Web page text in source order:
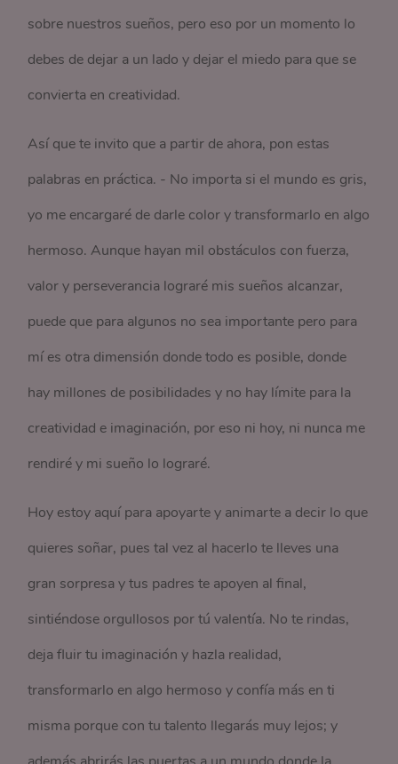
sobre nuestros sueños, pero eso por un momento lo
debes de dejar a un lado y dejar el miedo para que se
convierta en creatividad.
Así que te invito que a partir de ahora, pon estas
palabras en práctica. - No importa si el mundo es gris,
yo me encargaré de darle color y transformarlo en algo
hermoso. Aunque hayan mil obstáculos con fuerza,
valor y perseverancia lograré mis sueños alcanzar,
puede que para algunos no sea importante pero para
mí es otra dimensión donde todo es posible, donde
hay millones de posibilidades y no hay límite para la
creatividad e imaginación, por eso ni hoy, ni nunca me
rendiré y mi sueño lo lograré.
Hoy estoy aquí para apoyarte y animarte a decir lo que
quieres soñar, pues tal vez al hacerlo te lleves una
gran sorpresa y tus padres te apoyen al final,
sintiéndose orgullosos por tú valentía. No te rindas,
deja fluir tu imaginación y hazla realidad,
transformarlo en algo hermoso y confía más en ti
misma porque con tu talento llegarás muy lejos; y